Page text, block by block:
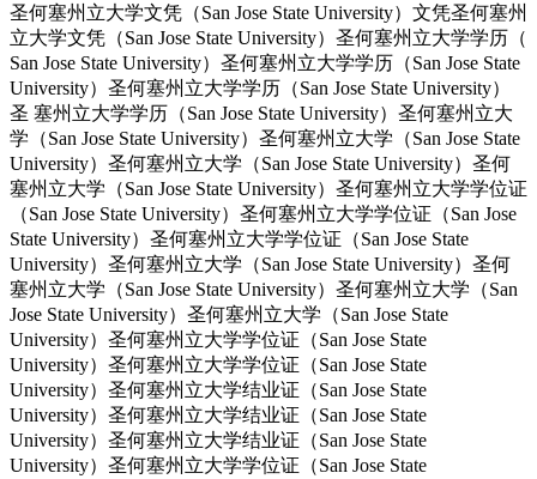
圣何塞州立大学文凭（San Jose State University）文凭圣何塞州
立大学文凭（San Jose State University）圣何塞州立大学学历（
San Jose State University）圣何塞州立大学学历（San Jose State
University）圣何塞州立大学学历（San Jose State University）
圣 塞州立大学学历（San Jose State University）圣何塞州立大
学（San Jose State University）圣何塞州立大学（San Jose State
University）圣何塞州立大学（San Jose State University）圣何
塞州立大学（San Jose State University）圣何塞州立大学学位证
（San Jose State University）圣何塞州立大学学位证（San Jose
State University）圣何塞州立大学学位证（San Jose State
University）圣何塞州立大学（San Jose State University）圣何
塞州立大学（San Jose State University）圣何塞州立大学（San
Jose State University）圣何塞州立大学（San Jose State
University）圣何塞州立大学学位证（San Jose State
University）圣何塞州立大学学位证（San Jose State
University）圣何塞州立大学结业证（San Jose State
University）圣何塞州立大学结业证（San Jose State
University）圣何塞州立大学结业证（San Jose State
University）圣何塞州立大学学位证（San Jose State